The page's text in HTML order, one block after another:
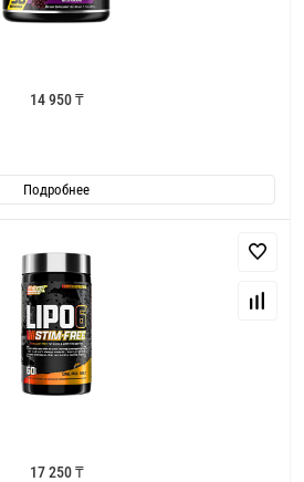
14 950 ₸
Подробнее
17 250 ₸